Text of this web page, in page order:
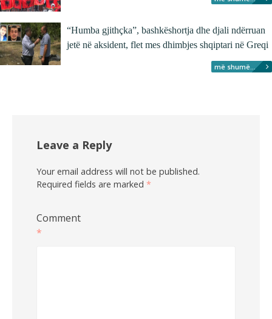
“Humba gjithçka”, bashkëshortja dhe djali ndërruan
jetë në aksident, flet mes dhimbjes shqiptari në Greqi
më shumë...
Leave a Reply
Your email address will not be published.
Required fields are marked *
Comment
*